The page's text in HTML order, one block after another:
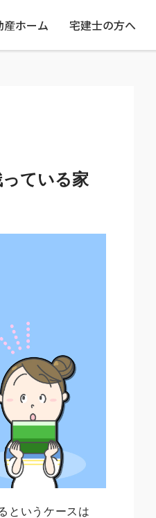
産ホーム 宅建士の方へ
ている家
というケースは